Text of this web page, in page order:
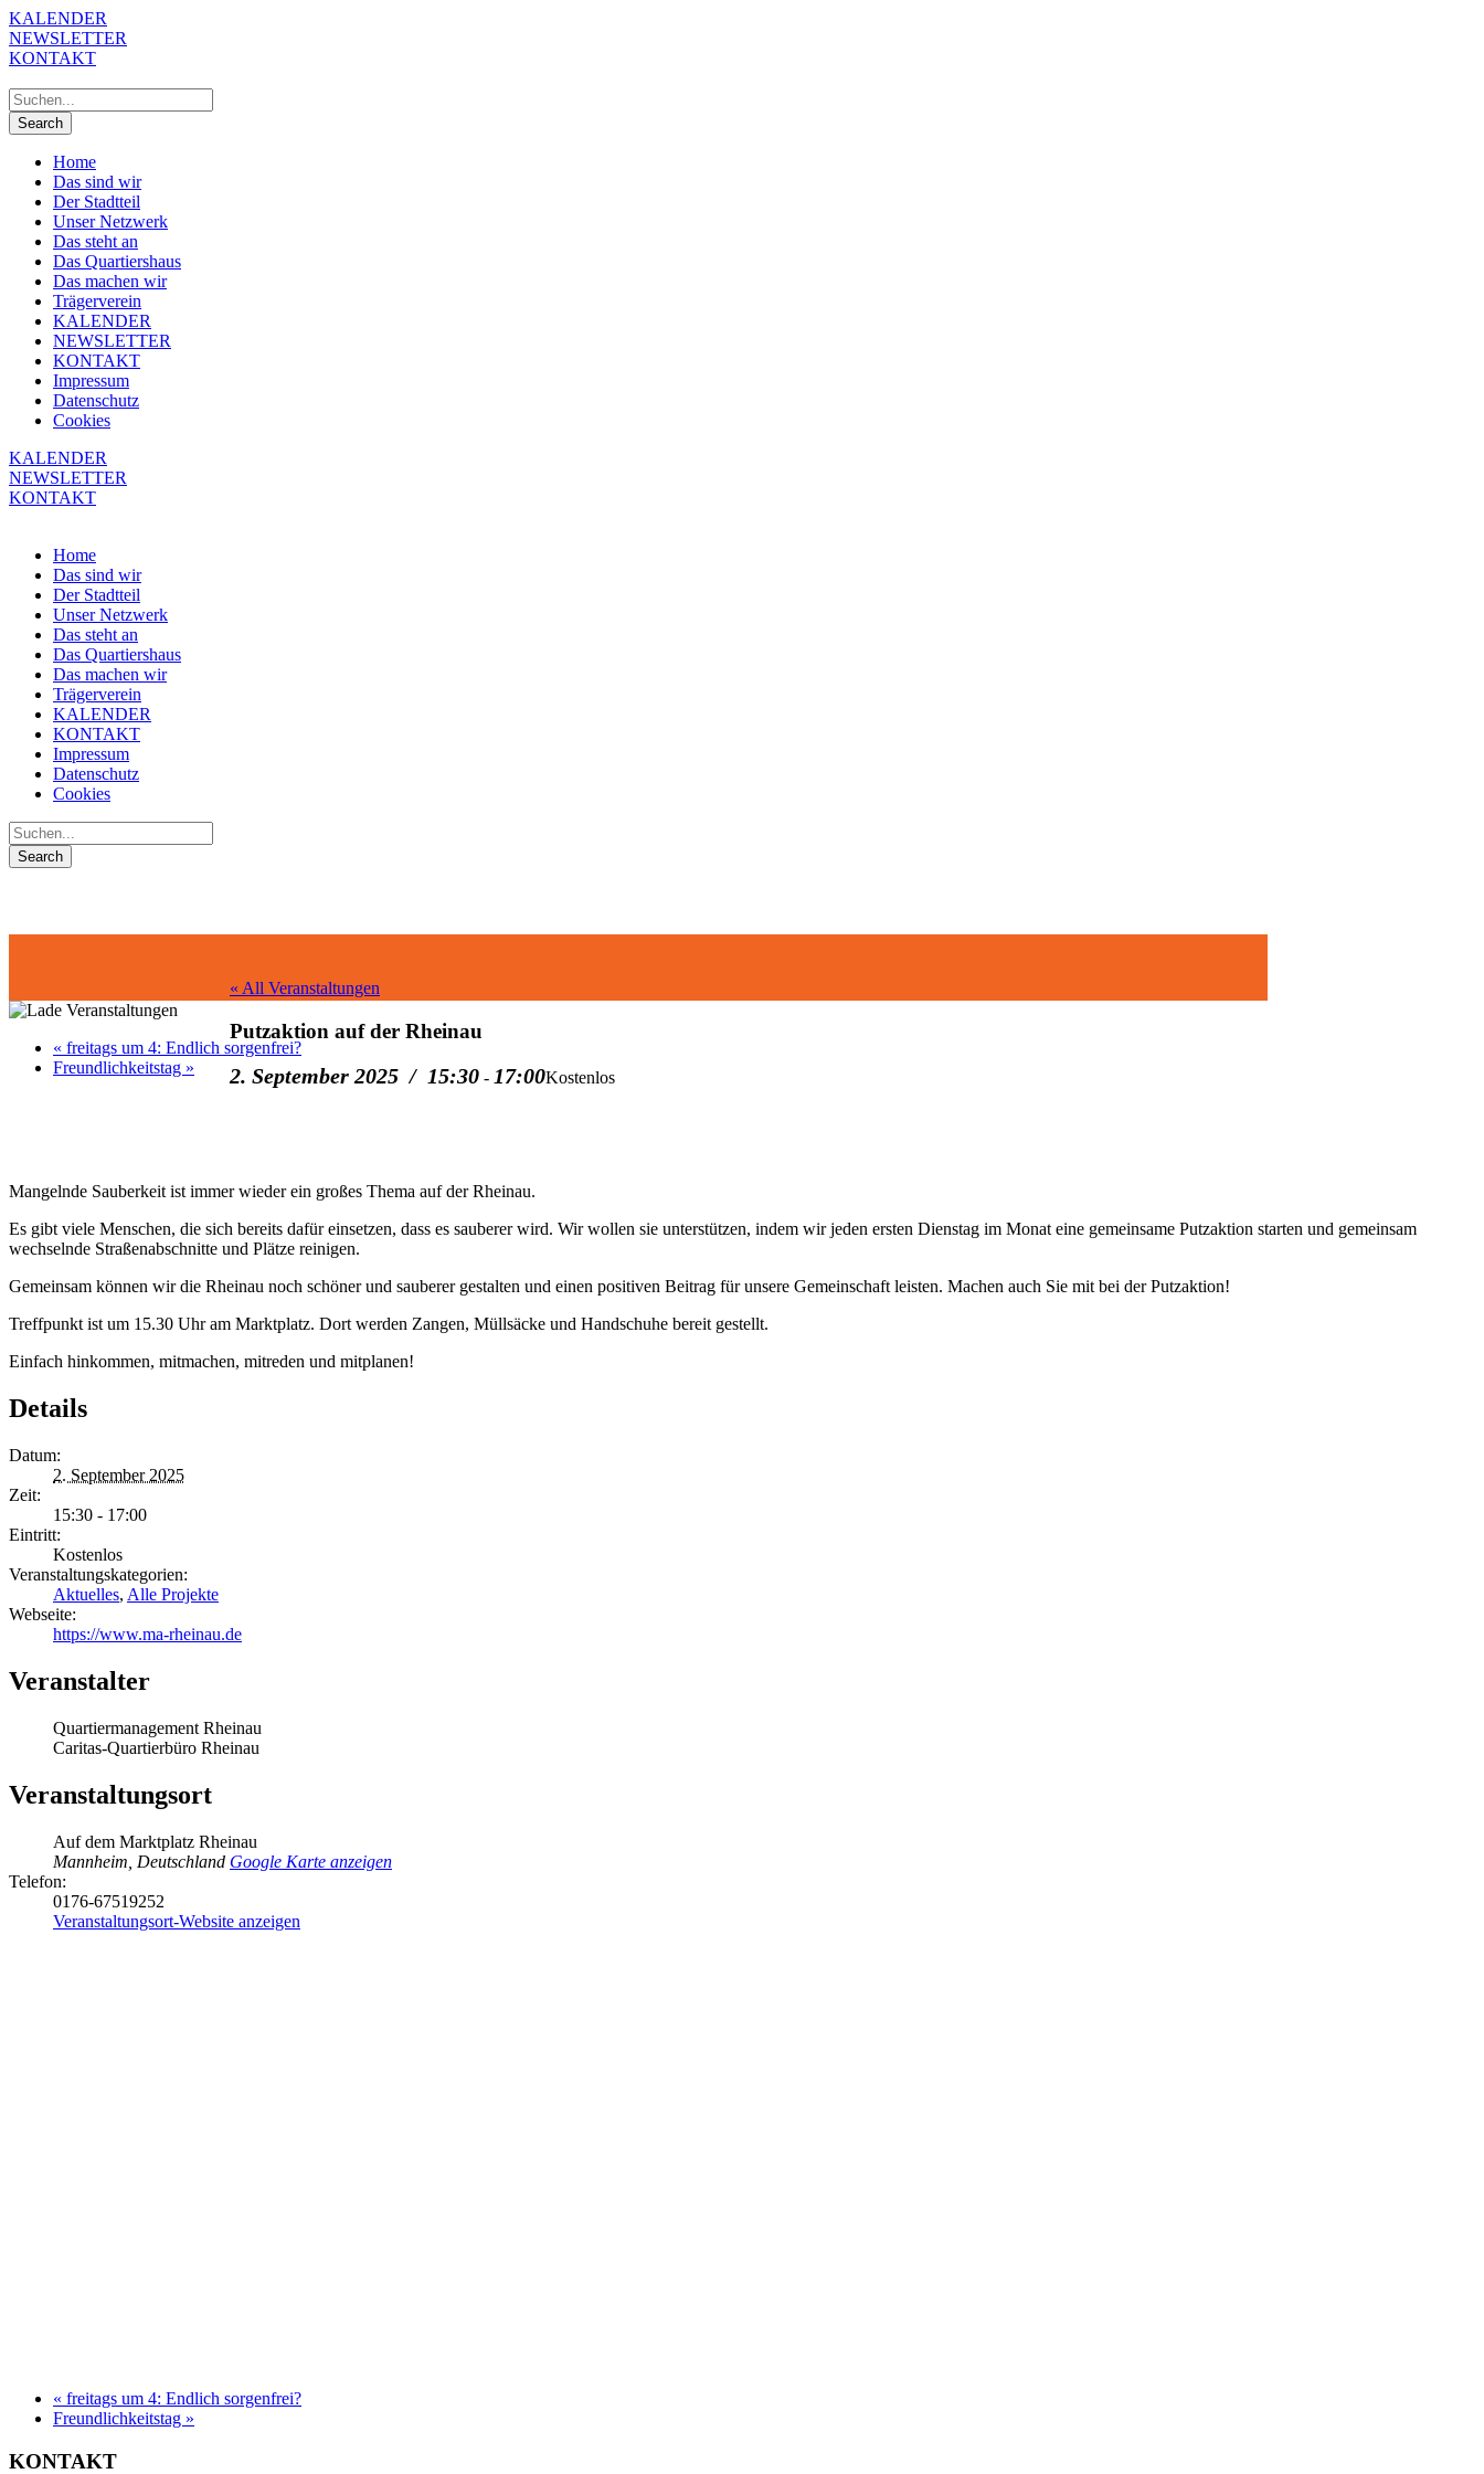
KALENDER
NEWSLETTER
KONTAKT
Home
Das sind wir
Der Stadtteil
Unser Netzwerk
Das steht an
Das Quartiershaus
Das machen wir
Trägerverein
KALENDER
NEWSLETTER
KONTAKT
Impressum
Datenschutz
Cookies
KALENDER
NEWSLETTER
KONTAKT
Home
Das sind wir
Der Stadtteil
Unser Netzwerk
Das steht an
Das Quartiershaus
Das machen wir
Trägerverein
KALENDER
KONTAKT
Impressum
Datenschutz
Cookies
« All Veranstaltungen
Putzaktion auf der Rheinau
2. September 2025 / 15:30 - 17:00Kostenlos
« freitags um 4: Endlich sorgenfrei?
Freundlichkeitstag »
Mangelnde Sauberkeit ist immer wieder ein großes Thema auf der Rheinau.
Es gibt viele Menschen, die sich bereits dafür einsetzen, dass es sauberer wird. Wir wollen sie unterstützen, indem wir jeden ersten Dienstag im Monat eine gemeinsame Putzaktion starten und gemeinsam
wechselnde Straßenabschnitte und Plätze reinigen.
Gemeinsam können wir die Rheinau noch schöner und sauberer gestalten und einen positiven Beitrag für unsere Gemeinschaft leisten. Machen auch Sie mit bei der Putzaktion!
Treffpunkt ist um 15.30 Uhr am Marktplatz. Dort werden Zangen, Müllsäcke und Handschuhe bereit gestellt.
Einfach hinkommen, mitmachen, mitreden und mitplanen!
Details
Datum:
2. September 2025
Zeit:
15:30 - 17:00
Eintritt:
Kostenlos
Veranstaltungskategorien:
Aktuelles, Alle Projekte
Webseite:
https://www.ma-rheinau.de
Veranstalter
Quartiermanagement Rheinau
Caritas-Quartierbüro Rheinau
Veranstaltungsort
Auf dem Marktplatz Rheinau
Mannheim Deutschland Google Karte anzeigen
Telefon:
0176-67519252
Veranstaltungsort-Website anzeigen
« freitags um 4: Endlich sorgenfrei?
Freundlichkeitstag »
KONTAKT